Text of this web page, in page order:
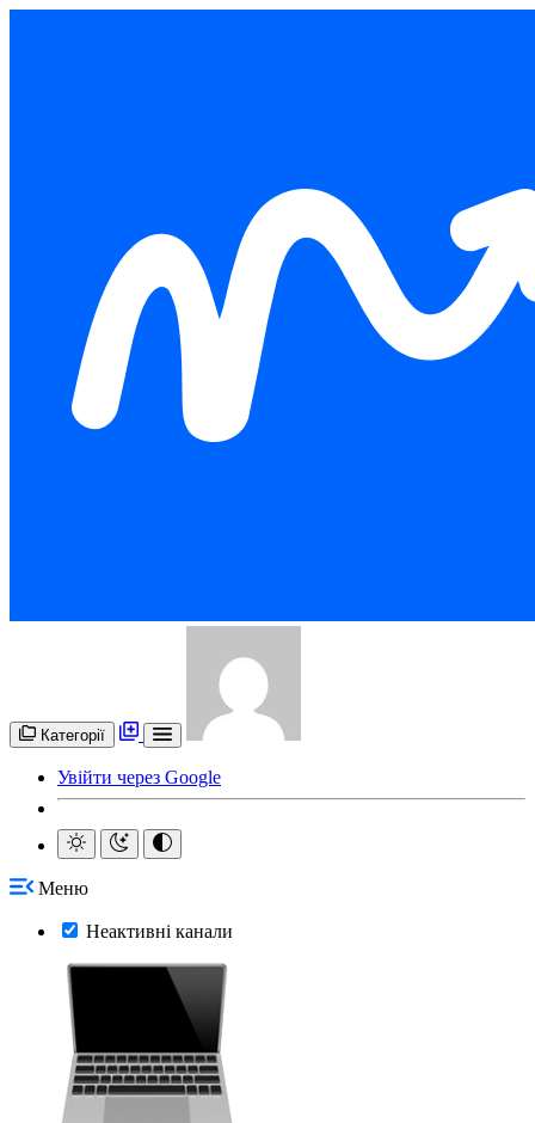
Категорії
Увійти через Google
Меню
Неактивні канали